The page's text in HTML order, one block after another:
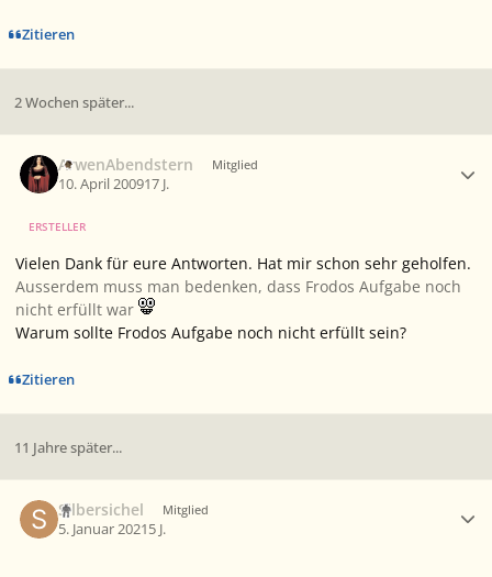
Zitieren
2 Wochen später...
ArwenAbendstern Mitglied
10. April 200917 J.
ERSTELLER
Vielen Dank für eure Antworten. Hat mir schon sehr geholfen.
Ausserdem muss man bedenken, dass Frodos Aufgabe noch
nicht erfüllt war
Warum sollte Frodos Aufgabe noch nicht erfüllt sein?
Zitieren
11 Jahre später...
Silbersichel Mitglied
5. Januar 20215 J.